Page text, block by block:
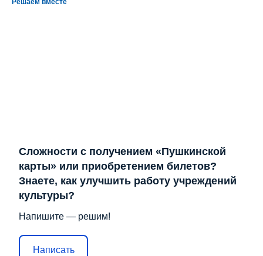
Решаем вместе
Сложности с получением «Пушкинской
карты» или приобретением билетов?
Знаете, как улучшить работу учреждений
культуры?
Напишите — решим!
Написать